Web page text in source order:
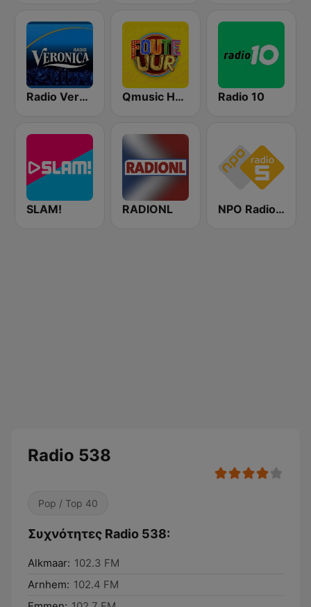
Radio Veronica Qmusic Het Foute Uur Radio 10
SLAM! RADIONL NPO Radio 5
Radio 538
Pop / Top 40
Συχνότητες Radio 538:
Alkmaar: 102.3 FM
Arnhem: 102.4 FM